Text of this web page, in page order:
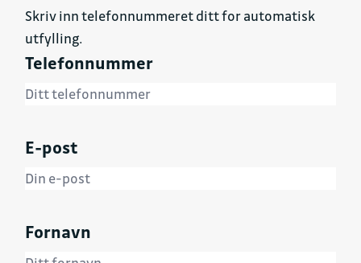
Skriv inn telefonnummeret ditt for automatisk
utfylling.
Telefonnummer
E-post
Fornavn